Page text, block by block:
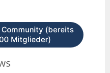
(bereits
Mitglieder)